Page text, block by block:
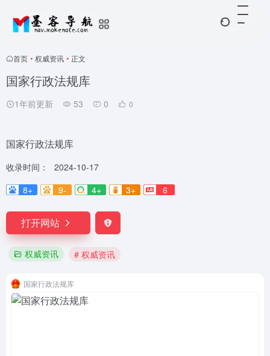
首页 • 权威资讯 • 正文
国家行政法规库
1年前更新 53 0 0
国家行政法规库
收录时间：
2024-10-17
8+
9- 4+ 3+ 6
打开网站
权威资讯 # 权威资讯
国家行政法规库